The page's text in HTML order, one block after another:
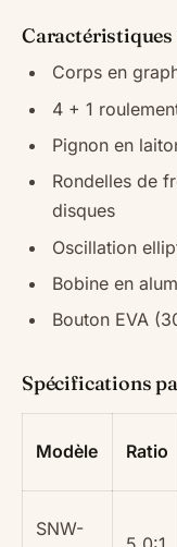
Caractéristiques
Corps en
4 + 1
Pignon en
Rondelles de
disques
Oscillation
Bobine en
Bouton EVA
Spécifications
Modèle Ratio
SNW-